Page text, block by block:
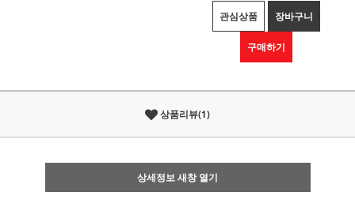
관심상품 장바구니
구매하기
상품리뷰(1)
상세정보 새창 열기